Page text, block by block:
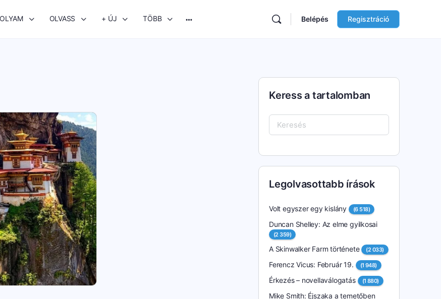
OLVASS + ÚJ TÖBB Belépés Regisztráció
Keress a tartalomban
Keresés:
Legolvasottabb írások
Volt egyszer egy kislány (6 518)
Duncan Shelley: Az elme gyilkosai
(2 359)
A Skinwalker Farm története (2 033)
Ferencz Vicus: Február 19. (1 948)
Érkezés – novellaválogatás (1 880)
Mike Smith: Éjszaka a temetőben